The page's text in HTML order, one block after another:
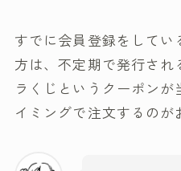
すでに会員登録をしてい
方は、不定期で発行さ
ラくじというクーポン
イミングで注文するのが